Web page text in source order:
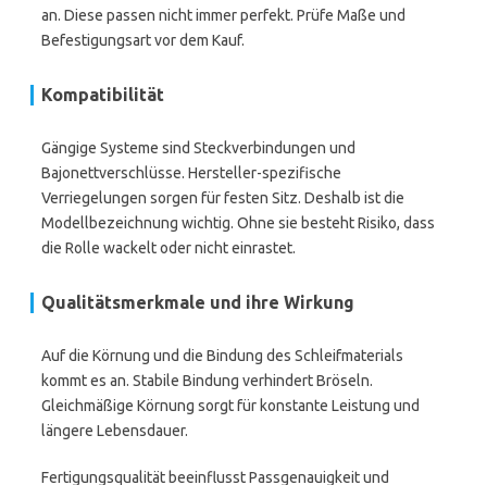
an. Diese passen nicht immer perfekt. Prüfe Maße und
Befestigungsart vor dem Kauf.
Kompatibilität
Gängige Systeme sind Steckverbindungen und
Bajonettverschlüsse. Hersteller-spezifische
Verriegelungen sorgen für festen Sitz. Deshalb ist die
Modellbezeichnung wichtig. Ohne sie besteht Risiko, dass
die Rolle wackelt oder nicht einrastet.
Qualitätsmerkmale und ihre Wirkung
Auf die Körnung und die Bindung des Schleifmaterials
kommt es an. Stabile Bindung verhindert Bröseln.
Gleichmäßige Körnung sorgt für konstante Leistung und
längere Lebensdauer.
Fertigungsqualität beeinflusst Passgenauigkeit und